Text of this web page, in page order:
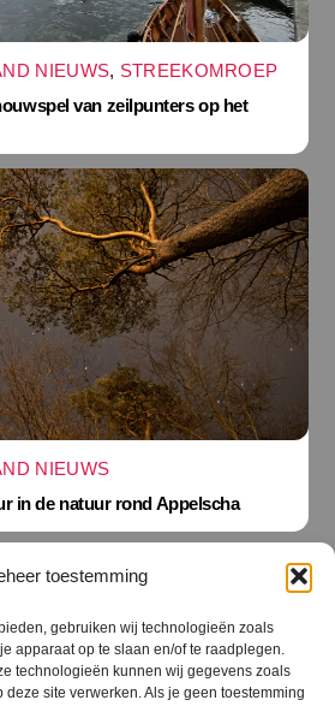
toestemming
gebruiken wij technologieën zoals
apparaat op te slaan en/of te raadplegen.
technologieën kunnen wij gegevens zoals
site verwerken. Als je geen toestemming
NIEUWS, STREEKOMROEP
van zeilpunters op het
NIEUWS
in de natuur rond Appelscha
Terug
naar
boven